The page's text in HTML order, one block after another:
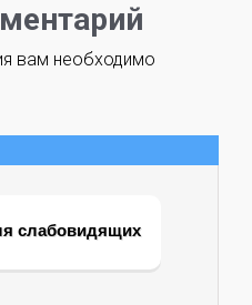
вам необходимо
слабовидящих